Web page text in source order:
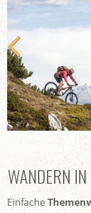
WANDERN
Einfache